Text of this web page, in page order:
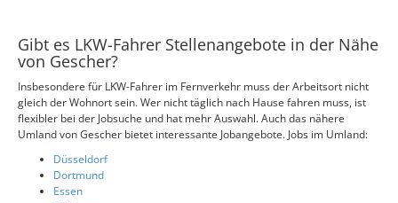
Gibt es LKW-Fahrer Stellenangebote in der Nähe
von Gescher?
Insbesondere für LKW-Fahrer im Fernverkehr muss der Arbeitsort nicht
gleich der Wohnort sein. Wer nicht täglich nach Hause fahren muss, ist
flexibler bei der Jobsuche und hat mehr Auswahl. Auch das nähere
Umland von Gescher bietet interessante Jobangebote. Jobs im Umland:
Düsseldorf
Dortmund
Essen